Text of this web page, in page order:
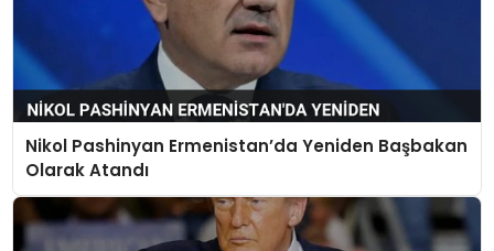
Nikol Pashinyan Ermenistan’da Yeniden Başbakan
Olarak Atandı